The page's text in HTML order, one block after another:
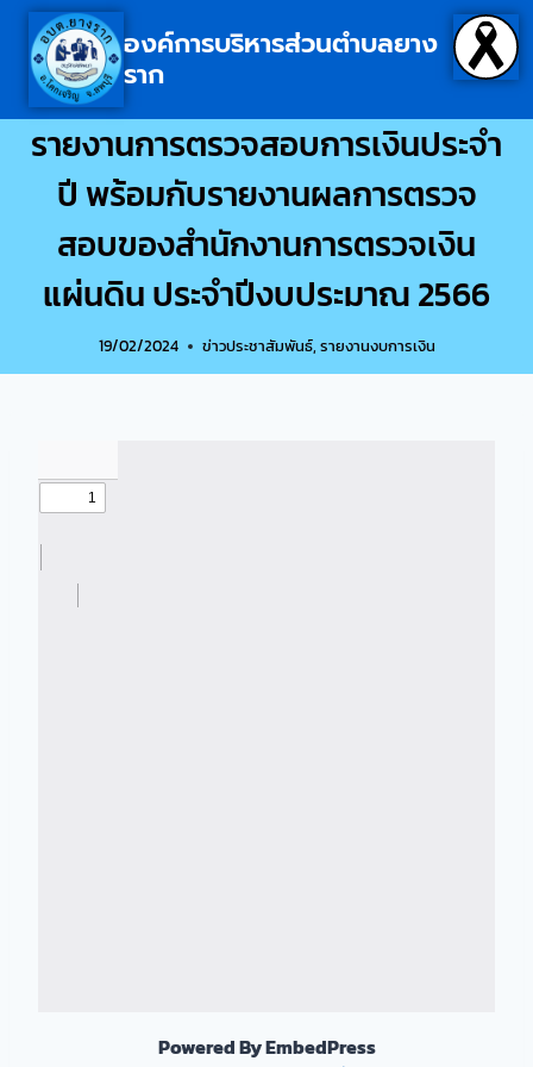
องค์การบริหารส่วนตำบลยาง
ราก
รายงานการตรวจสอบการเงินประจำ
ปี พร้อมกับรายงานผลการตรวจ
สอบของสำนักงานการตรวจเงิน
แผ่นดิน ประจำปีงบประมาณ 2566
19/02/2024 ข่าวประชาสัมพันธ์, รายงานงบการเงิน
Powered By EmbedPress